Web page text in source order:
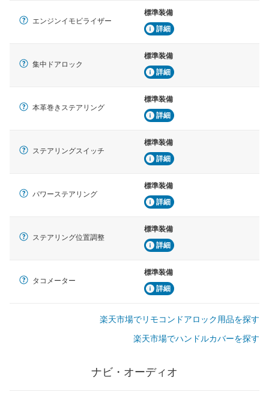
エンジンイモビライザー
標準装備
詳細
集中ドアロック
標準装備
詳細
本革巻きステアリング
標準装備
詳細
ステアリングスイッチ
標準装備
詳細
パワーステアリング
標準装備
詳細
ステアリング位置調整
標準装備
詳細
タコメーター
標準装備
詳細
楽天市場でリモコンドアロック用品を探す
楽天市場でハンドルカバーを探す
ナビ・オーディオ